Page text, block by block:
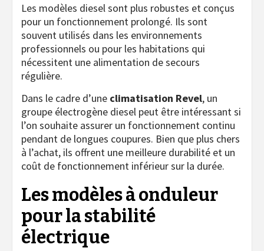
Les modèles diesel sont plus robustes et conçus
pour un fonctionnement prolongé. Ils sont
souvent utilisés dans les environnements
professionnels ou pour les habitations qui
nécessitent une alimentation de secours
régulière.
Dans le cadre d’une climatisation Revel, un
groupe électrogène diesel peut être intéressant si
l’on souhaite assurer un fonctionnement continu
pendant de longues coupures. Bien que plus chers
à l’achat, ils offrent une meilleure durabilité et un
coût de fonctionnement inférieur sur la durée.
Les modèles à onduleur
pour la stabilité
électrique